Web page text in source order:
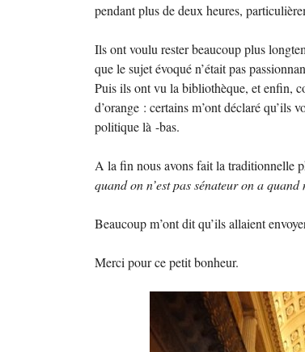
pendant plus de deux heures,
Ils ont voulu rester beaucoup plus
que le sujet évoqué n’était pas
Puis ils ont vu la bibliothèque, et enfin,
d’orange : certains m’ont déclaré qu’ils
politique là -bas.
A la fin nous avons fait la traditionnelle
quand on n’est pas sénateur on a
Beaucoup m’ont dit qu’ils allaient
Merci pour ce petit bonheur.